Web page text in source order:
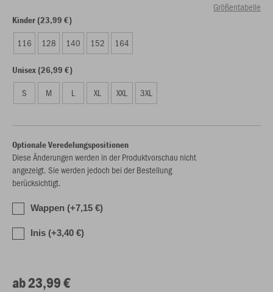
Größentabelle
Kinder (23,99 €)
116 128 140 152 164
Unisex (26,99 €)
S M L XL XXL 3XL
Optionale Veredelungspositionen
Diese Änderungen werden in der Produktvorschau nicht
angezeigt. Sie werden jedoch bei der Bestellung
berücksichtigt.
Wappen (+7,15 €)
Inis (+3,40 €)
ab 23,99 €